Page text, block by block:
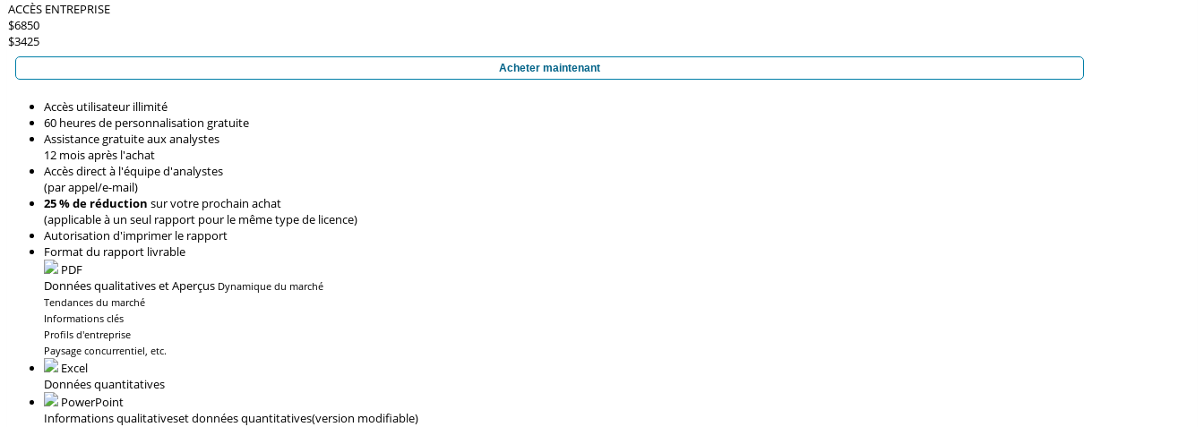
ACCÈS ENTREPRISE
$6850
$3425
Acheter maintenant
Accès utilisateur illimité
60 heures de personnalisation gratuite
Assistance gratuite aux analystes
12 mois après l'achat
Accès direct à l'équipe d'analystes
(par appel/e-mail)
25 % de réduction sur votre prochain achat
(applicable à un seul rapport pour le même type de licence)
Autorisation d'imprimer le rapport
Format du rapport livrable
PDF
Données qualitatives et Aperçus Dynamique du marché
Tendances du marché
Informations clés
Profils d'entreprise
Paysage concurrentiel, etc.
Excel
Données quantitatives
PowerPoint
Informations qualitativeset données quantitatives(version modifiable)